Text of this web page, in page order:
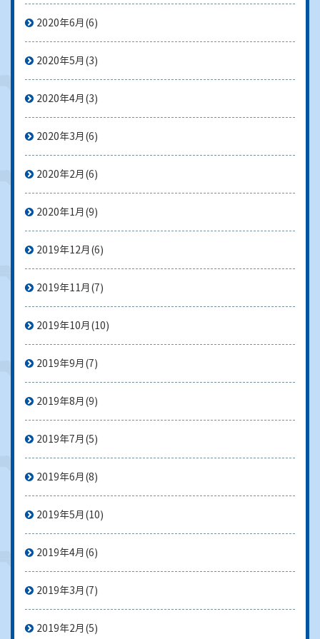
2020年6月 (6)
2020年5月 (3)
2020年4月 (3)
2020年3月 (6)
2020年2月 (6)
2020年1月 (9)
2019年12月 (6)
2019年11月 (7)
2019年10月 (10)
2019年9月 (7)
2019年8月 (9)
2019年7月 (5)
2019年6月 (8)
2019年5月 (10)
2019年4月 (6)
2019年3月 (7)
2019年2月 (5)